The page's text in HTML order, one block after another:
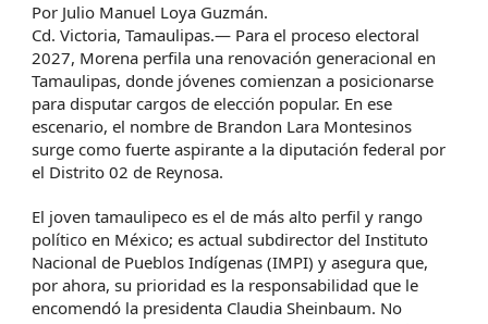
Por Julio Manuel Loya Guzmán.
Cd. Victoria, Tamaulipas.— Para el proceso electoral
2027, Morena perfila una renovación generacional en
Tamaulipas, donde jóvenes comienzan a posicionarse
para disputar cargos de elección popular. En ese
escenario, el nombre de Brandon Lara Montesinos
surge como fuerte aspirante a la diputación federal por
el Distrito 02 de Reynosa.
El joven tamaulipeco es el de más alto perfil y rango
político en México; es actual subdirector del Instituto
Nacional de Pueblos Indígenas (IMPI) y asegura que,
por ahora, su prioridad es la responsabilidad que le
encomendó la presidenta Claudia Sheinbaum. No